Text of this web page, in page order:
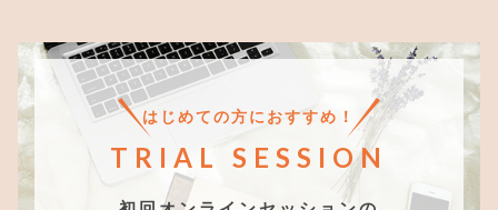
はじめての方におすすめ！
TRIAL SESSION